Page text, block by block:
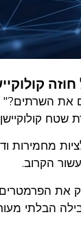
את
קולוקיישן
מחמירות
הקרוב.
את
הבלתי